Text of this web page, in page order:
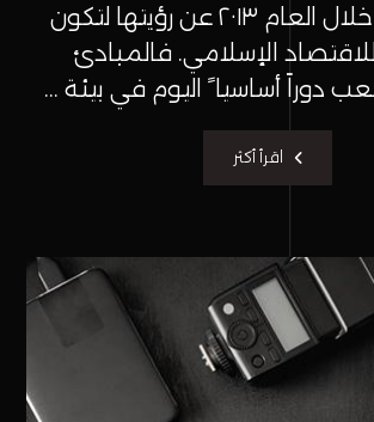
أعلنت دبي خلال العام ٢٠١٣ عن رؤيتها لتكون
الإسلامي. فالمبادئ
دوراً أساسيا ً اليوم في بيئة ...
اقرأ أكثر